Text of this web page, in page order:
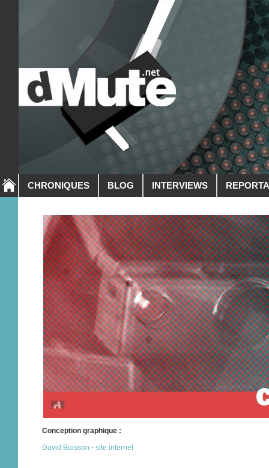
CHRONIQUES BLOG INTERVIEWS
Conception graphique :
David Buisson - site internet